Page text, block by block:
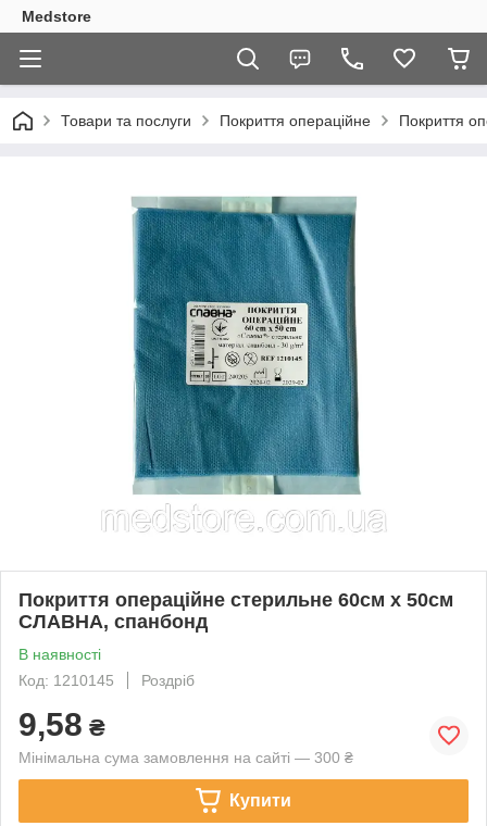
Medstore
Товари та послуги Покриття операційне Покриття
Покриття операційне стерильне 60см х 50см
СЛАВНА, спанбонд
В наявності
Код: 1210145
Роздріб
9,58 ₴
Мінімальна сума замовлення на сайті — 300 ₴
Купити